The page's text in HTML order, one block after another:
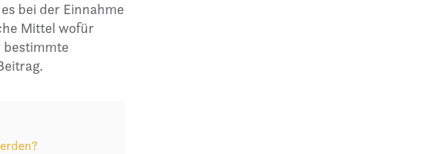
bei der Einnahme
Mittel wofür
bestimmte